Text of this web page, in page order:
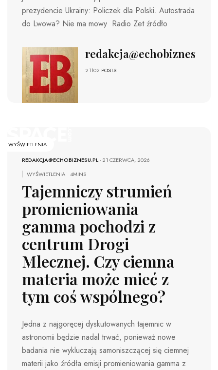
prezydencie Ukrainy: Policzek dla Polski. Autostrada
do Lwowa? Nie ma mowy Radio Zet źródło
redakcja@echobiznesu.pl
21102 POSTS
WYŚWIETLENIA
REDAKCJA@ECHOBIZNESU.PL-21 CZERWCA, 2026
WYŚWIETLENIA
4MINS
Tajemniczy strumień
promieniowania
gamma pochodzi z
centrum Drogi
Mlecznej. Czy ciemna
materia może mieć z
tym coś wspólnego?
Jedna z najgoręcej dyskutowanych tajemnic w
astronomii będzie nadal trwać, ponieważ nowe
badania nie wykluczają samoniszczącej się ciemnej
materii jako źródła emisji promieniowania gamma z